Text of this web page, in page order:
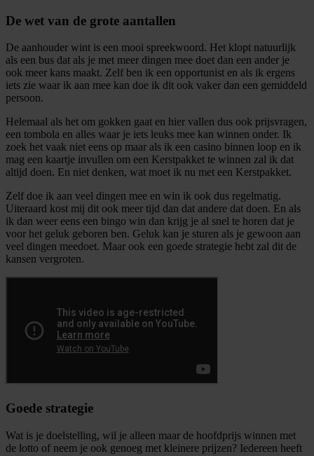
De wet van de grote aantallen
De aanhouder wint is een mooi spreekwoord. Het klopt natuurlijk
als een bus dat als je met meer dingen mee doet dan een ander je
ook meer kans maakt. Zelf ben ik een opportunist en als ik ergens
iets zie waar ik aan mee kan doe ik dit ook vaker dan een gemiddeld
persoon.
Helemaal als het om gokken gaat en hier vallen dus ook prijsvragen,
een tombola en alles waar je iets leuks mee kan winnen onder. Ik
zoek het vaak niet eens op maar als ik een casino binnen loop en ik
mag een kaartje invullen om een Kerstpakket te winnen zal ik dat
altijd doen. En niet denken, wat moet ik nu met een Kerstpakket.
Zelf doe ik aan veel dingen mee en win ik ook dus regelmatig.
Uiteraard kost mij dit ook meer tijd dan dat andere dat doen. En als
ik dan weer eens een bingo win dan krijg je al snel te horen dat je
voor het geluk geboren ben. Geluk kan je sturen als je gewoon aan
veel dingen meedoet. Maar ook een goede strategie hebt zal dit de
kansen vergroten.
Goede strategie
Wat is je doelstelling, wil je alleen maar de hoofdprijs winnen met
de lotto of neem je ook genoeg met kleinere prijzen? Iedereen heeft